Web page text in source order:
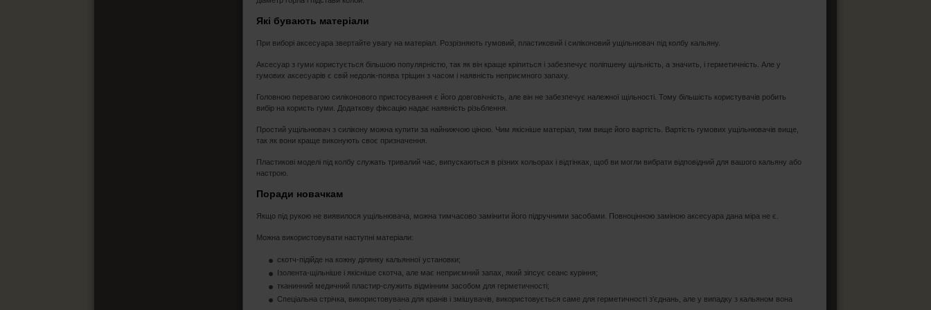
Які бувають матеріали
При виборі аксесуара звертайте увагу на матеріал. Розрізняють гумовий, пластиковий і силіконовий ущільнювач під колбу кальяну.
Аксесуар з гуми користується більшою популярністю, так як він краще кріпиться і забезпечує поліпшену щільність, а значить, і герметичність. Але у
гумових аксесуарів є свій недолік-поява тріщин з часом і наявність неприємного запаху.
Головною перевагою силіконового пристосування є його довговічність, але він не забезпечує належної щільності. Тому більшість користувачів робить
вибір на користь гуми. Додаткову фіксацію надає наявність різьблення.
Простий ущільнювач з силікону можна купити за найнижчою ціною. Чим якісніше матеріал, тим вище його вартість. Вартість гумових ущільнювачів вище,
так як вони краще виконують своє призначення.
Пластикові моделі під колбу служать тривалий час, випускаються в різних кольорах і відтінках, щоб ви могли вибрати відповідний для вашого кальяну або
настрою.
Поради новачкам
Якщо під рукою не виявилося ущільнювача, можна тимчасово замінити його підручними засобами. Повноцінною заміною аксесуара дана міра не є.
Можна використовувати наступні матеріали:
скотч-підійде на кожну ділянку кальянної установки;
Ізолента-щільніше і якісніше скотча, але має неприємний запах, який зіпсує сеанс куріння;
тканинний медичний пластир-служить відмінним засобом для герметичності;
Спеціальна стрічка, використовувана для кранів і змішувачів, використовується саме для герметичності з'єднань, але у випадку з кальяном вона